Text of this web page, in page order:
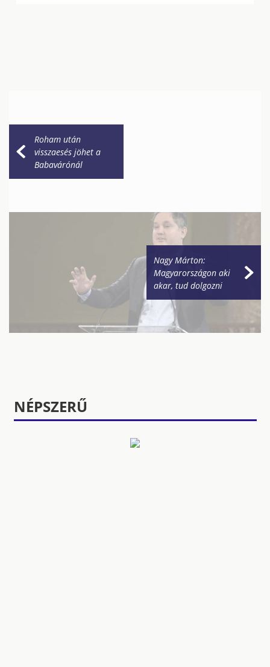
Roham után
visszaesés jöhet a
Babavárónál
Nagy Márton:
Magyarországon aki
akar, tud dolgozni
NÉPSZERŰ